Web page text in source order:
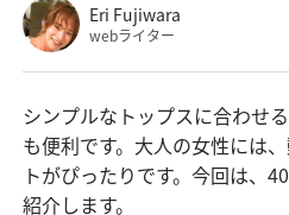
Eri Fujiwara
webライター
シンプルなトップスに合わせ
も便利です。大人の女性には
トがぴったりです。今回は、
紹介します。